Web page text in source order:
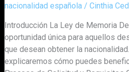
nacionalidad española/ Cinthia
Introducción La Ley de Memoria
oportunidad única para aquellos
que desean obtener la
explicaremos cómo puedes